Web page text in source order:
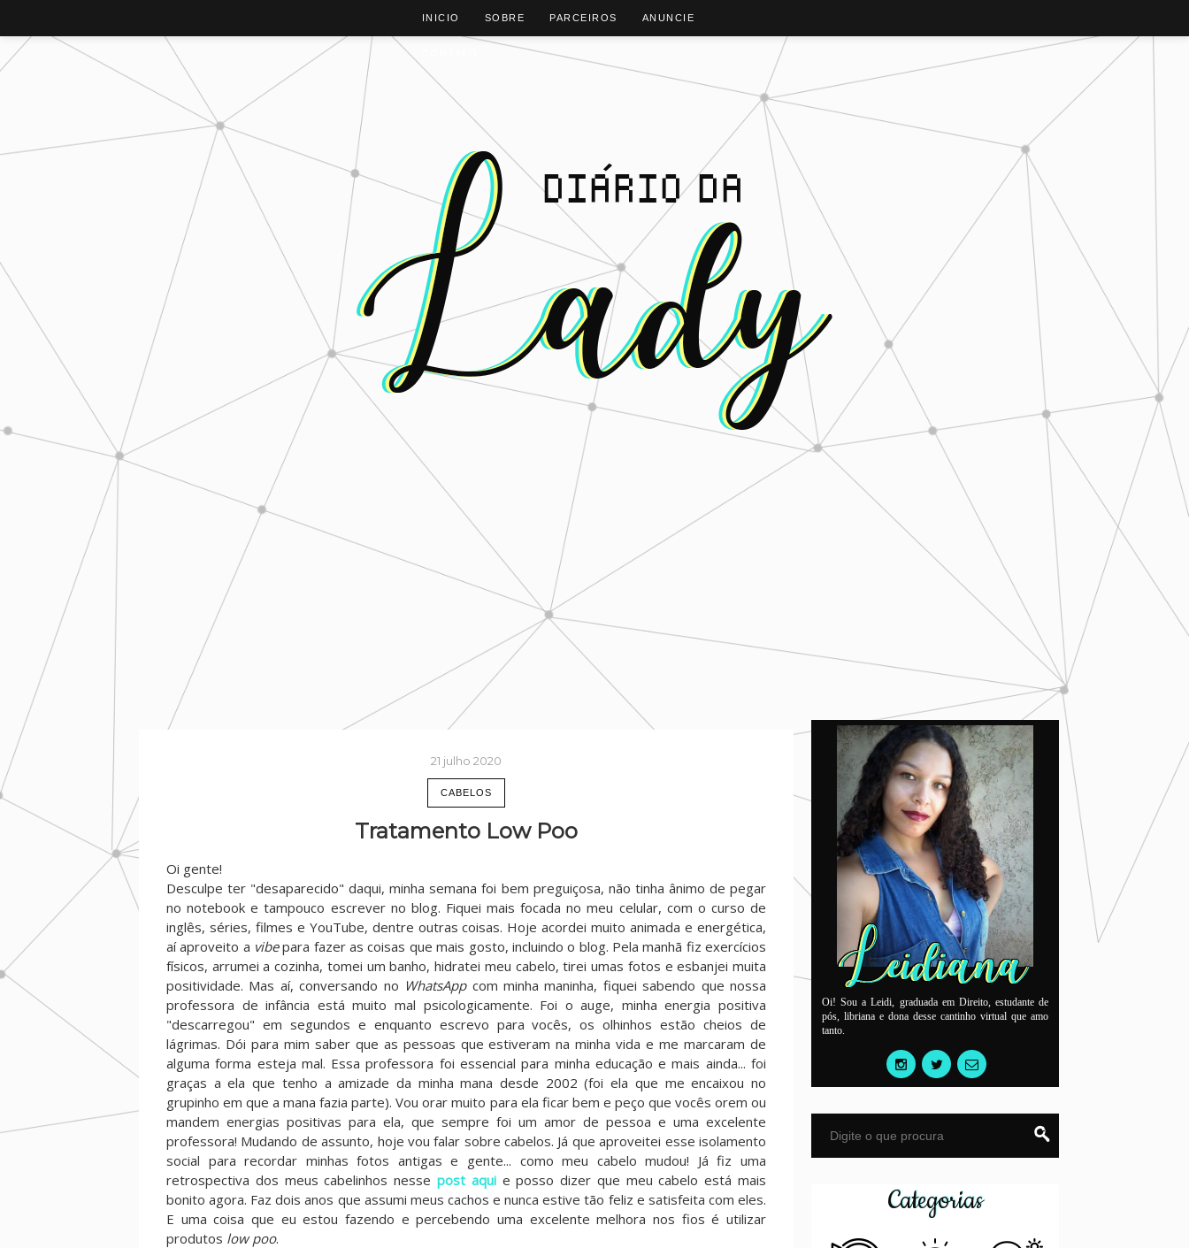
INICIO SOBRE PARCEIROS ANUNCIE
21 julho 2020
CABELOS
Tratamento Low Poo
Oi gente!
Desculpe ter "desaparecido" daqui, minha semana foi bem preguiçosa, não tinha ânimo de pegar
no notebook e tampouco escrever no blog. Fiquei mais focada no meu celular, com o curso de
inglês, séries, filmes e YouTube, dentre outras coisas. Hoje acordei muito animada e energética,
aí aproveito a vibepara fazer as coisas que mais gosto, incluindo o blog. Pela manhã fiz exercícios
físicos, arrumei a cozinha, tomei um banho, hidratei meu cabelo, tirei umas fotos e esbanjei muita
positividade. Mas aí, conversando no WhatsAppcom minha maninha, fiquei sabendo que nossa
professora de infância está muito mal psicologicamente. Foi o auge, minha energia positiva
"descarregou" em segundos e enquanto escrevo para vocês, os olhinhos estão cheios de
lágrimas. Dói para mim saber que as pessoas que estiveram na minha vida e me marcaram de
alguma forma esteja mal. Essa professora foi essencial para minha educação e mais ainda... foi
graças a ela que tenho a amizade da minha mana desde 2002 (foi ela que me encaixou no
grupinho em que a mana fazia parte). Vou orar muito para ela ficar bem e peço que vocês orem ou
mandem energias positivas para ela, que sempre foi um amor de pessoa e uma excelente
professora! Mudando de assunto, hoje vou falar sobre cabelos. Já que aproveitei esse isolamento
social para recordar minhas fotos antigas e gente... como meu cabelo mudou! Já fiz uma
retrospectiva dos meus cabelinhos nesse post aquie posso dizer que meu cabelo está mais
bonito agora. Faz dois anos que assumi meus cachos e nunca estive tão feliz e satisfeita com eles.
E uma coisa que eu estou fazendo e percebendo uma excelente melhora nos fios é utilizar
produtos low poo.
Oi! Sou a Leidi, graduada em Direito, estudante de
pós, libriana e dona desse cantinho virtual que amo
tanto.
Categorias